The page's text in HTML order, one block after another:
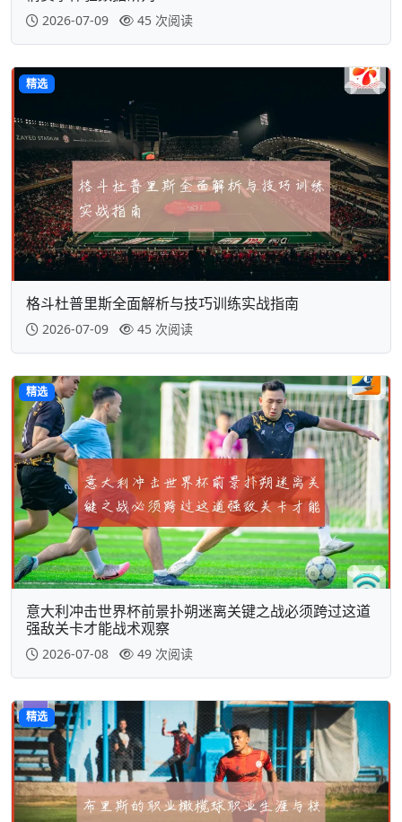
2026-07-09 45 次阅读
精选
格斗杜普里斯全面解析与技巧训练实战指南
2026-07-09 45 次阅读
精选
意大利冲击世界杯前景扑朔迷离关键之战必须跨过这道
强敌关卡才能战术观察
2026-07-08 49 次阅读
精选